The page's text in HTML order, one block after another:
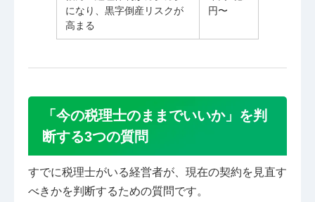
になり、黒字倒産リスクが
高まる
円〜
「今の税理士のままでいいか」を判
断する3つの質問
すでに税理士がいる経営者が、現在の契約を見直す
べきかを判断するための質問です。